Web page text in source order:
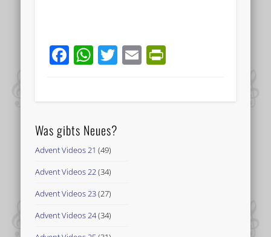
Facebook
WhatsApp
Twitter
Email
Was gibts Neues?
Advent Videos 21 (49)
Advent Videos 22(34)
Advent Videos 23(27)
Advent Videos 24(34)